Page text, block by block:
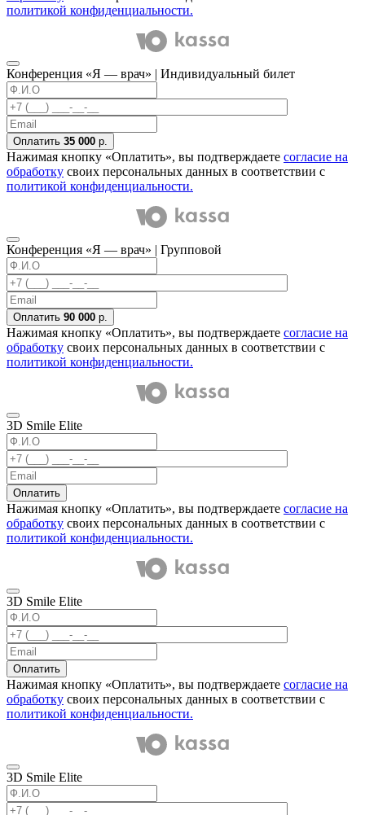
политикой конфиденциальности.
Конференция «Я — врач» | Индивидуальный билет
Оплатить 35 000 р.
Нажимая кнопку «Оплатить», вы подтверждаете согласие на
обработку своих персональных данных в соответствии с
политикой конфиденциальности.
Конференция «Я — врач» | Групповой
Оплатить 90 000 р.
Нажимая кнопку «Оплатить», вы подтверждаете согласие на
обработку своих персональных данных в соответствии с
политикой конфиденциальности.
3D Smile Elite
Оплатить
Нажимая кнопку «Оплатить», вы подтверждаете согласие на
обработку своих персональных данных в соответствии с
политикой конфиденциальности.
3D Smile Elite
Оплатить
Нажимая кнопку «Оплатить», вы подтверждаете согласие на
обработку своих персональных данных в соответствии с
политикой конфиденциальности.
3D Smile Elite